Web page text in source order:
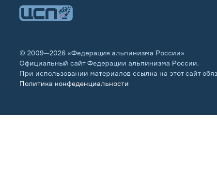
© 2009—2026 «Федерация альпинизма России»
Официальный сайт Федерации альпинизма России.
При использовании материалов ссылка на этот сайт
Политика конфеденциальности